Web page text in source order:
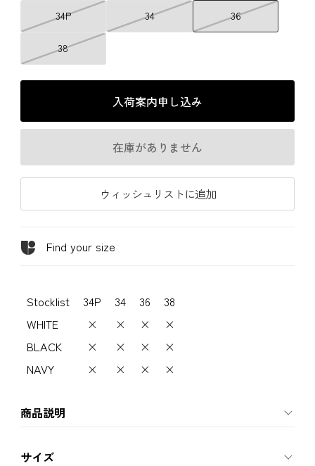
34P 34 36
38
入荷案内申し込み
在庫がありません
ウィッシュリストに追加
Find your size
Stocklist 34P 34 36
38
WHITE
× × ×
×
BLACK
× × ×
×
NAVY
× × × ×
商品説明
サイズ